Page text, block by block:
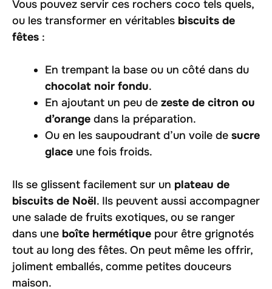
Vous pouvez servir ces rochers coco tels quels,
ou les transformer en véritables biscuits de
fêtes :
En trempant la base ou un côté dans du
chocolat noir fondu.
En ajoutant un peu de zeste de citron ou
d’orange dans la préparation.
Ou en les saupoudrant d’un voile de sucre
glace une fois froids.
Ils se glissent facilement sur un plateau de
biscuits de Noël. Ils peuvent aussi accompagner
une salade de fruits exotiques, ou se ranger
dans une boîte hermétique pour être grignotés
tout au long des fêtes. On peut même les offrir,
joliment emballés, comme petites douceurs
maison.